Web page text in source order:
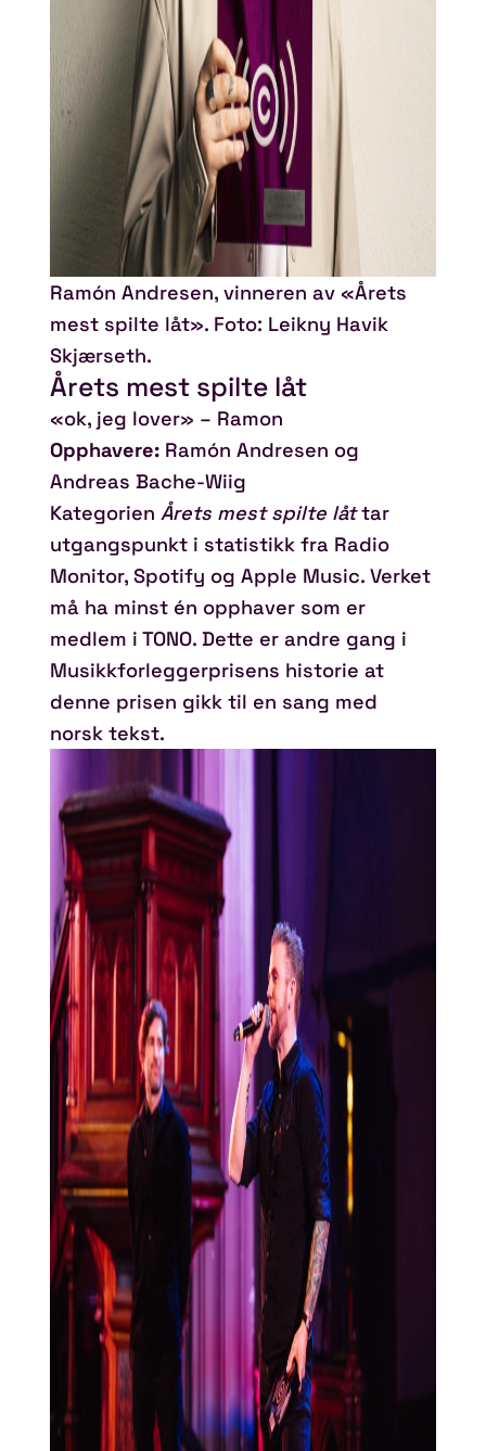
Ramón Andresen, vinneren av «Årets
mest spilte låt». Foto: Leikny Havik
Skjærseth.
Årets mest spilte låt
«ok, jeg lover» – Ramon
Opphavere: Ramón Andresen og
Andreas Bache-Wiig
KategorienÅrets mest spilte låttar
utgangspunkt i statistikk fra Radio
Monitor, Spotify og Apple Music. Verket
må ha minst én opphaver som er
medlem i TONO. Dette er andre gang i
Musikkforleggerprisens historie at
denne prisen gikk til en sang med
norsk tekst.